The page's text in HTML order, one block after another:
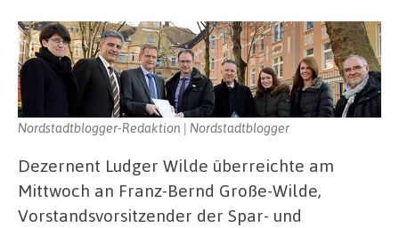
Nordstadtblogger-Redaktion | Nordstadtblogger
Dezernent Ludger Wilde überreichte am
Mittwoch an Franz-Bernd Große-Wilde,
Vorstandsvorsitzender der Spar- und